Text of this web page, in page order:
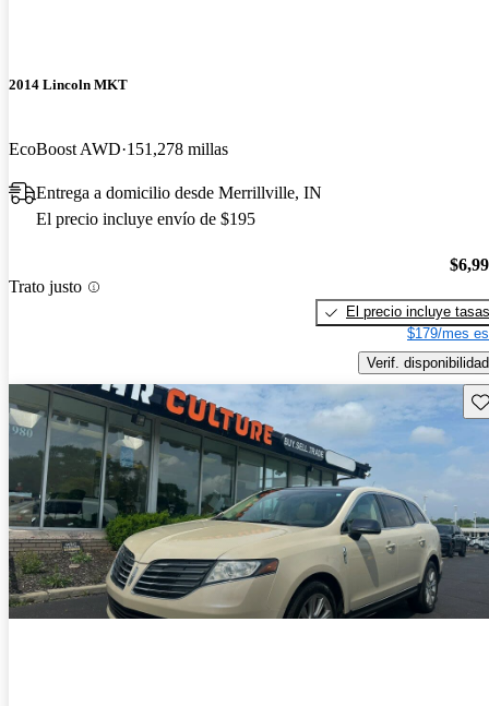
2014 Lincoln MKT
EcoBoost AWD 151,278 millas
Entrega a domicilio desde Merrillville, IN
El precio incluye envío de $195
Trato justo
El precio incluye tasas
$179/mes
Verif. disponibilidad